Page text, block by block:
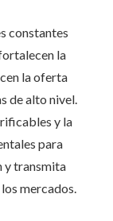
constantes
la
la oferta
de alto nivel.
y la
para
y transmita
mercados.